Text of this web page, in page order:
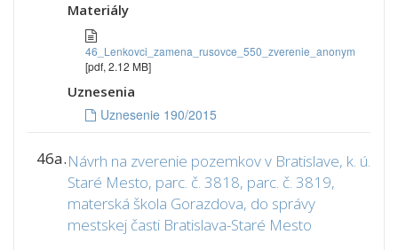
Materiály
46_Lenkovci_zamena_rusovce_550_zverenie_anonym
[pdf, 2.12 MB]
Uznesenia
Uznesenie 190/2015
46a.Návrh na zverenie pozemkov v Bratislave, k. ú.
Staré Mesto, parc. č. 3818, parc. č. 3819,
materská škola Gorazdova, do správy
mestskej časti Bratislava-Staré Mesto